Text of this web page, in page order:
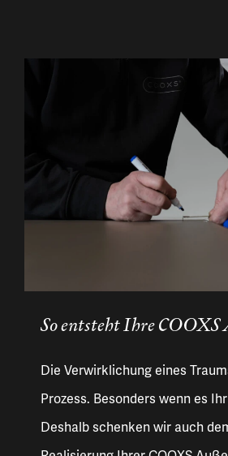
So entsteht Ihre COOXS
Die Verwirklichung eines
Prozess. Besonders wenn es
Deshalb schenken wir auch